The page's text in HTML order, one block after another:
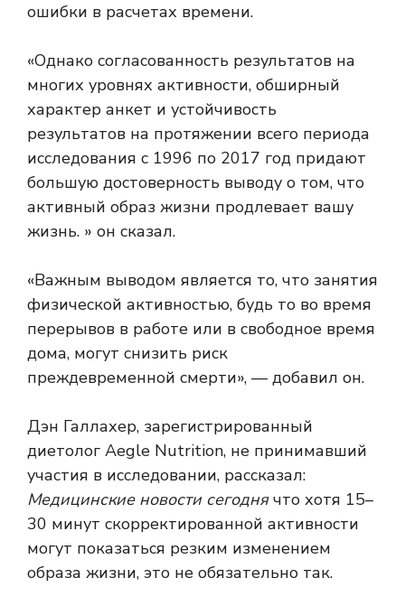
ошибки в расчетах времени.
«Однако согласованность результатов на
многих уровнях активности, обширный
характер анкет и устойчивость
результатов на протяжении всего периода
исследования с 1996 по 2017 год придают
большую достоверность выводу о том, что
активный образ жизни продлевает вашу
жизнь. » он сказал.
«Важным выводом является то, что занятия
физической активностью, будь то во время
перерывов в работе или в свободное время
дома, могут снизить риск
преждевременной смерти», — добавил он.
Дэн Галлахер, зарегистрированный
диетолог Aegle Nutrition, не принимавший
участия в исследовании, рассказал:
Медицинские новости сегоднячто хотя 15–
30 минут скорректированной активности
могут показаться резким изменением
образа жизни, это не обязательно так.